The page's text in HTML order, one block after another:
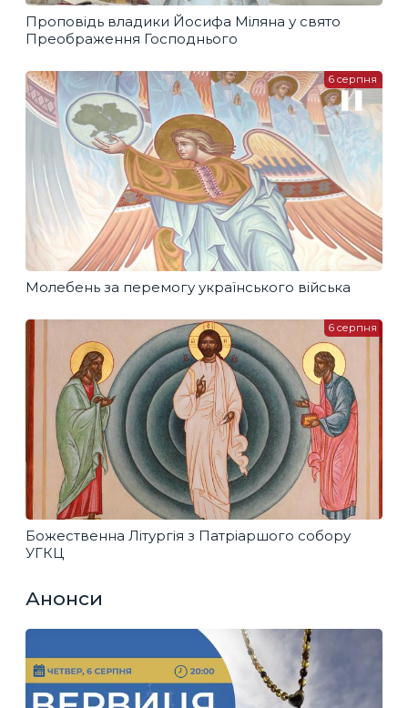
Проповідь владики Йосифа Міляна у свято
Преображення Господнього
Молебень за перемогу українського війська
6 серпня
Божественна Літургія з Патріаршого собору
УГКЦ
6 серпня
Анонси